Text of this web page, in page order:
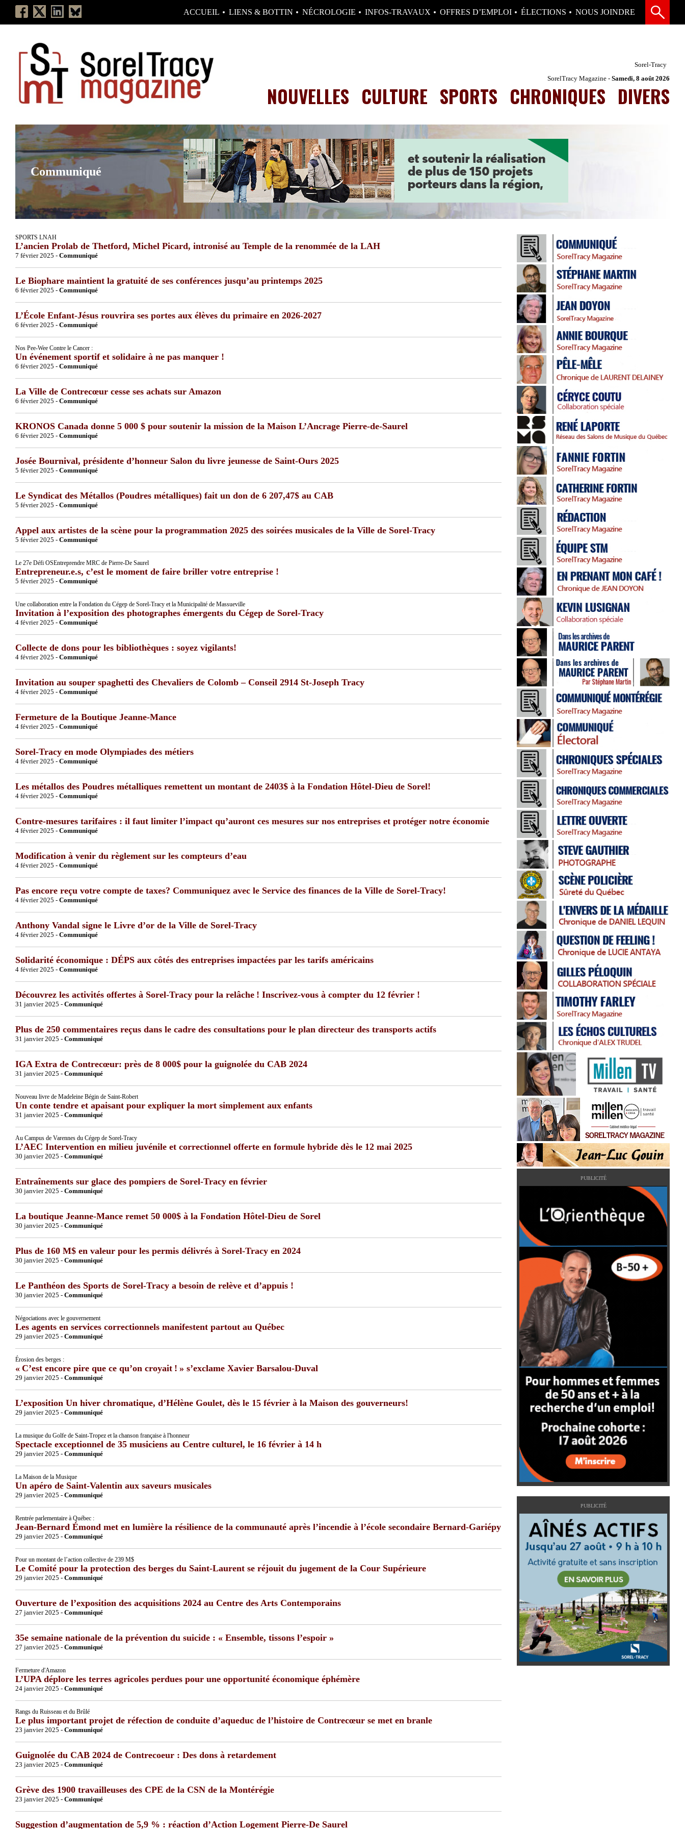
ACCUEIL LIENS & BOTTIN NÉCROLOGIE INFOS-TRAVAUX OFFRES D’EMPLOI ÉLECTIONS NOUS JOINDRE
Sorel-Tracy
SorelTracy Magazine - Samedi, 8 août 2026
NOUVELLES CULTURE SPORTS CHRONIQUES DIVERS
Communiqué
SPORTS LNAH
L’ancien Prolab de Thetford, Michel Picard, intronisé au Temple de la renommée de la LAH
7 février 2025 - Communiqué
Le Biophare maintient la gratuité de ses conférences jusqu’au printemps 2025
6 février 2025 - Communiqué
L’École Enfant-Jésus rouvrira ses portes aux élèves du primaire en 2026-2027
6 février 2025 - Communiqué
Nos Pee-Wee Contre le Cancer :
Un événement sportif et solidaire à ne pas manquer !
6 février 2025 - Communiqué
La Ville de Contrecœur cesse ses achats sur Amazon
6 février 2025 - Communiqué
KRONOS Canada donne 5 000 $ pour soutenir la mission de la Maison L’Ancrage Pierre-de-Saurel
6 février 2025 - Communiqué
Josée Bournival, présidente d’honneur Salon du livre jeunesse de Saint-Ours 2025
5 février 2025 - Communiqué
Le Syndicat des Métallos (Poudres métalliques) fait un don de 6 207,47$ au CAB
5 février 2025 - Communiqué
Appel aux artistes de la scène pour la programmation 2025 des soirées musicales de la Ville de Sorel-Tracy
5 février 2025 - Communiqué
Le 27e Défi OSEntreprendre MRC de Pierre-De Saurel
Entrepreneur.e.s, c’est le moment de faire briller votre entreprise !
5 février 2025 - Communiqué
Une collaboration entre la Fondation du Cégep de Sorel-Tracy et la Municipalité de Massueville
Invitation à l’exposition des photographes émergents du Cégep de Sorel-Tracy
4 février 2025 - Communiqué
Collecte de dons pour les bibliothèques : soyez vigilants!
4 février 2025 - Communiqué
Invitation au souper spaghetti des Chevaliers de Colomb – Conseil 2914 St-Joseph Tracy
4 février 2025 - Communiqué
Fermeture de la Boutique Jeanne-Mance
4 février 2025 - Communiqué
Sorel-Tracy en mode Olympiades des métiers
4 février 2025 - Communiqué
Les métallos des Poudres métalliques remettent un montant de 2403$ à la Fondation Hôtel-Dieu de Sorel!
4 février 2025 - Communiqué
Contre-mesures tarifaires : il faut limiter l’impact qu’auront ces mesures sur nos entreprises et protéger notre économie
4 février 2025 - Communiqué
Modification à venir du règlement sur les compteurs d’eau
4 février 2025 - Communiqué
Pas encore reçu votre compte de taxes? Communiquez avec le Service des finances de la Ville de Sorel-Tracy!
4 février 2025 - Communiqué
Anthony Vandal signe le Livre d’or de la Ville de Sorel-Tracy
4 février 2025 - Communiqué
Solidarité économique : DÉPS aux côtés des entreprises impactées par les tarifs américains
4 février 2025 - Communiqué
Découvrez les activités offertes à Sorel-Tracy pour la relâche ! Inscrivez-vous à compter du 12 février !
31 janvier 2025 - Communiqué
Plus de 250 commentaires reçus dans le cadre des consultations pour le plan directeur des transports actifs
31 janvier 2025 - Communiqué
IGA Extra de Contrecœur: près de 8 000$ pour la guignolée du CAB 2024
31 janvier 2025 - Communiqué
Nouveau livre de Madeleine Bégin de Saint-Robert
Un conte tendre et apaisant pour expliquer la mort simplement aux enfants
31 janvier 2025 - Communiqué
Au Campus de Varennes du Cégep de Sorel-Tracy
L’AEC Intervention en milieu juvénile et correctionnel offerte en formule hybride dès le 12 mai 2025
30 janvier 2025 - Communiqué
Entraînements sur glace des pompiers de Sorel-Tracy en février
30 janvier 2025 - Communiqué
La boutique Jeanne-Mance remet 50 000$ à la Fondation Hôtel-Dieu de Sorel
30 janvier 2025 - Communiqué
Plus de 160 M$ en valeur pour les permis délivrés à Sorel-Tracy en 2024
30 janvier 2025 - Communiqué
Le Panthéon des Sports de Sorel-Tracy a besoin de relève et d’appuis !
30 janvier 2025 - Communiqué
Négociations avec le gouvernement
Les agents en services correctionnels manifestent partout au Québec
29 janvier 2025 - Communiqué
Érosion des berges :
« C’est encore pire que ce qu’on croyait ! » s’exclame Xavier Barsalou-Duval
29 janvier 2025 - Communiqué
L’exposition Un hiver chromatique, d’Hélène Goulet, dès le 15 février à la Maison des gouverneurs!
29 janvier 2025 - Communiqué
La musique du Golfe de Saint-Tropez et la chanson française à l'honneur
Spectacle exceptionnel de 35 musiciens au Centre culturel, le 16 février à 14 h
29 janvier 2025 - Communiqué
La Maison de la Musique
Un apéro de Saint-Valentin aux saveurs musicales
29 janvier 2025 - Communiqué
Rentrée parlementaire à Québec :
Jean-Bernard Émond met en lumière la résilience de la communauté après l’incendie à l’école secondaire Bernard-Gariépy
29 janvier 2025 - Communiqué
Pour un montant de l’action collective de 239 M$
Le Comité pour la protection des berges du Saint-Laurent se réjouit du jugement de la Cour Supérieure
29 janvier 2025 - Communiqué
Ouverture de l’exposition des acquisitions 2024 au Centre des Arts Contemporains
27 janvier 2025 - Communiqué
35e semaine nationale de la prévention du suicide : « Ensemble, tissons l’espoir »
27 janvier 2025 - Communiqué
Fermeture d'Amazon
L’UPA déplore les terres agricoles perdues pour une opportunité économique éphémère
24 janvier 2025 - Communiqué
Rangs du Ruisseau et du Brûlé
Le plus important projet de réfection de conduite d’aqueduc de l’histoire de Contrecœur se met en branle
23 janvier 2025 - Communiqué
Guignolée du CAB 2024 de Contrecoeur : Des dons à retardement
23 janvier 2025 - Communiqué
Grève des 1900 travailleuses des CPE de la CSN de la Montérégie
23 janvier 2025 - Communiqué
Suggestion d’augmentation de 5,9 % : réaction d’Action Logement Pierre-De Saurel
PUBLICITÉ
PUBLICITÉ